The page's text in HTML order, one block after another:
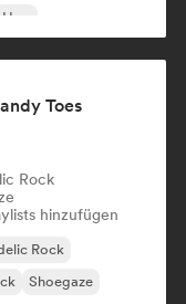
Toes
Rock
hinzufügen
Rock
Shoegaze